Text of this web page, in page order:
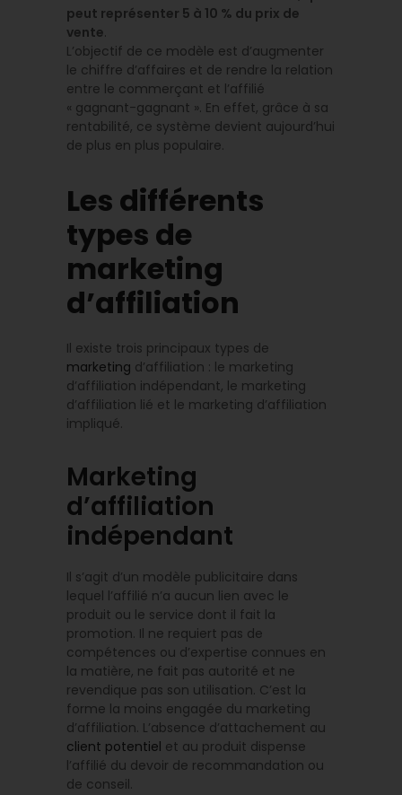
peut représenter 5 à 10 % du prix de
vente.
L’objectif de ce modèle est d’augmenter
le chiffre d’affaires et de rendre la relation
entre le commerçant et l’affilié
« gagnant-gagnant ». En effet, grâce à sa
rentabilité, ce système devient aujourd’hui
de plus en plus populaire.
Les différents
types de
marketing
d’affiliation
Il existe trois principaux types de
marketing d’affiliation : le marketing
d’affiliation indépendant, le marketing
d’affiliation lié et le marketing d’affiliation
impliqué.
Marketing
d’affiliation
indépendant
Il s’agit d’un modèle publicitaire dans
lequel l’affilié n’a aucun lien avec le
produit ou le service dont il fait la
promotion. Il ne requiert pas de
compétences ou d’expertise connues en
la matière, ne fait pas autorité et ne
revendique pas son utilisation. C’est la
forme la moins engagée du marketing
d’affiliation. L’absence d’attachement au
client potentiel et au produit dispense
l’affilié du devoir de recommandation ou
de conseil.